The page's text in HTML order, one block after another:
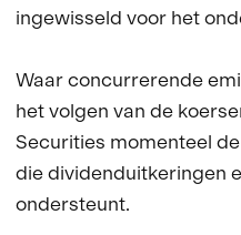
ingewisseld voor het
Waar concurrerende
het volgen van de
Securities momenteel
die dividenduitkeringen
ondersteunt.